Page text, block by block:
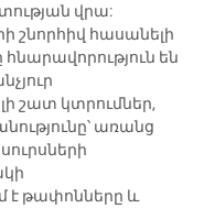
վրա:
շնորհիվ հասանելի
են
շատ կտրումներ,
առանց
է թափոնները և